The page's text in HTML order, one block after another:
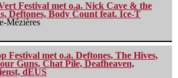
Festival met o.a. Nick Cave & the
Deftones, Body Count feat. Ice-T
Mézières
Festival met o.a. Deftones, The Hives,
Guns, Chat Pile, Deafheaven,
dEUS